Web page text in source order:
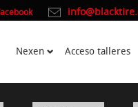
Nexen Acceso talleres